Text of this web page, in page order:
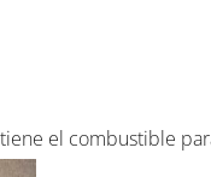
el combustible